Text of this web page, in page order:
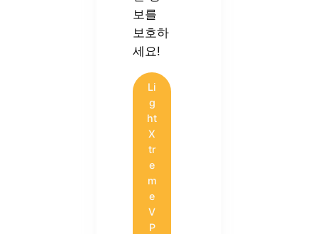
보를
보호하
세요!
Li
g
ht
X
tr
e
m
e
V
P